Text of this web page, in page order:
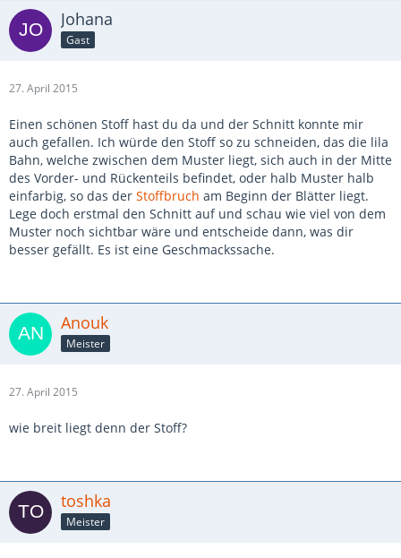
Johana
Gast
27. April 2015
Einen schönen Stoff hast du da und der Schnitt konnte mir
auch gefallen. Ich würde den Stoff so zu schneiden, das die lila
Bahn, welche zwischen dem Muster liegt, sich auch in der Mitte
des Vorder- und Rückenteils befindet, oder halb Muster halb
einfarbig, so das der Stoffbruch am Beginn der Blätter liegt.
Lege doch erstmal den Schnitt auf und schau wie viel von dem
Muster noch sichtbar wäre und entscheide dann, was dir
besser gefällt. Es ist eine Geschmackssache.
Anouk
Meister
27. April 2015
wie breit liegt denn der Stoff?
toshka
Meister